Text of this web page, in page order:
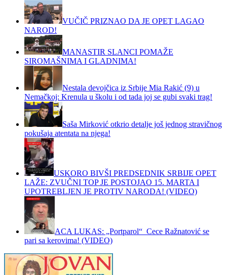
VUČIČ PRIZNAO DA JE OPET LAGAO
NAROD!
MANASTIR SLANCI POMAŽE
SIROMAŠNIMA I GLADNIMA!
Nestala devojčica iz Srbije Mia Rakić (9) u
Nemačkoj: Krenula u školu i od tada joj se gubi svaki trag!
Saša Mirković otkrio detalje još jednog stravičnog
pokušaja atentata na njega!
USKORO BIVŠI PREDSEDNIK SRBIJE OPET
LAŽE: ZVUČNI TOP JE POSTOJAO 15. MARTA I
UPOTREBLJEN JE PROTIV NARODA! (VIDEO)
ACA LUKAS: „Portparol“ Cece Ražnatović se
pari sa kerovima! (VIDEO)